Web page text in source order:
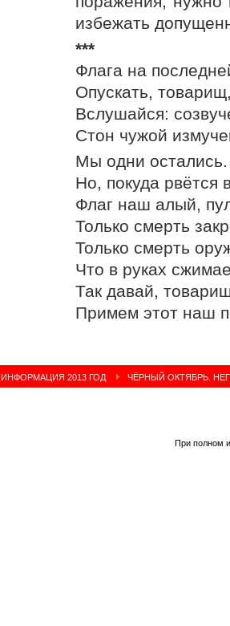
избежать
***
Флага на
Опускать,
Вслушайся:
Стон чужой
Мы одни
Но, покуда рвётся
Флаг наш алый,
Только смерть
Только смерть
Что в руках
Так давай,
Примем этот наш
ИНФОРМАЦИЯ 2013 ГОД ЧЁРНЫЙ ОКТЯБРЬ.
При полном